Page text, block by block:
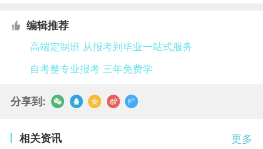
编辑推荐
高端定制班 从报考到毕业一站式服务
自考整专业报考 三年免费学
分享到:
更多
相关资讯